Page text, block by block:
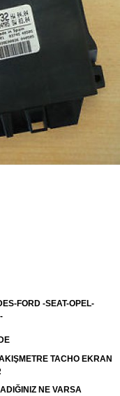
FORD -SEAT-OPEL-
TACHO EKRAN
NE VARSA